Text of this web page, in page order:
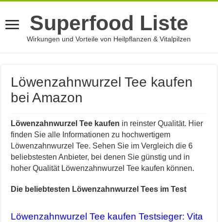
Superfood Liste
Wirkungen und Vorteile von Heilpflanzen & Vitalpilzen
Löwenzahnwurzel Tee kaufen
bei Amazon
Löwenzahnwurzel Tee kaufen in reinster Qualität. Hier
finden Sie alle Informationen zu hochwertigem
Löwenzahnwurzel Tee. Sehen Sie im Vergleich die 6
beliebstesten Anbieter, bei denen Sie günstig und in
hoher Qualität Löwenzahnwurzel Tee kaufen können.
Die beliebtesten Löwenzahnwurzel Tees im Test
Löwenzahnwurzel Tee kaufen Testsieger: Vita